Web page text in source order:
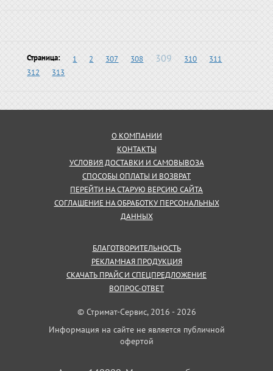
Страница: 1 2 307 308 309 310
311
312
313
О КОМПАНИИ
КОНТАКТЫ
УСЛОВИЯ ДОСТАВКИ И САМОВЫВОЗА
СПОСОБЫ ОПЛАТЫ И ВОЗВРАТ
ПЕРЕЙТИ НА СТАРУЮ ВЕРСИЮ САЙТА
СОГЛАШЕНИЕ НА ОБРАБОТКУ ПЕРСОНАЛЬНЫХ
ДАННЫХ
БЛАГОТВОРИТЕЛЬНОСТЬ
РЕКЛАМНАЯ ПРОДУКЦИЯ
СКАЧАТЬ ПРАЙС И СПЕЦПРЕДЛОЖЕНИЕ
ВОПРОС-ОТВЕТ
© Стримат-Сервис, 2016 - 2026
Информация на сайте не является публичной
офертой